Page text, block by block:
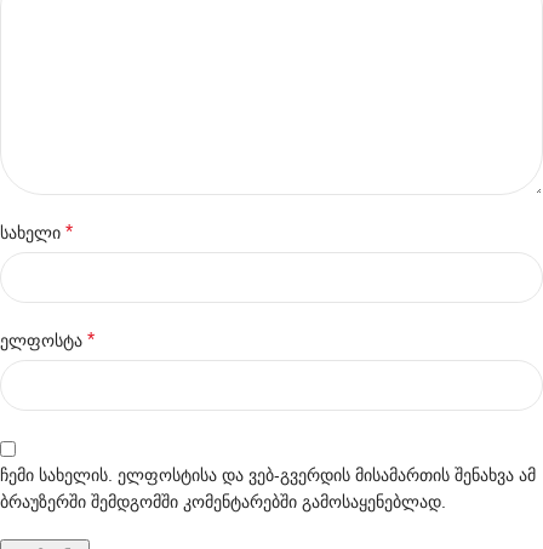
სახელი *
ელფოსტა *
ჩემი სახელის. ელფოსტისა და ვებ-გვერდის მისამართის შენახვა ამ
ბრაუზერში შემდგომში კომენტარებში გამოსაყენებლად.